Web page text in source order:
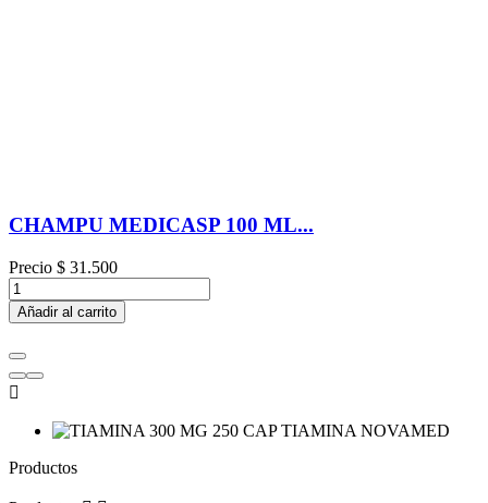
CHAMPU MEDICASP 100 ML...
Precio $ 31.500
Añadir al carrito

Productos